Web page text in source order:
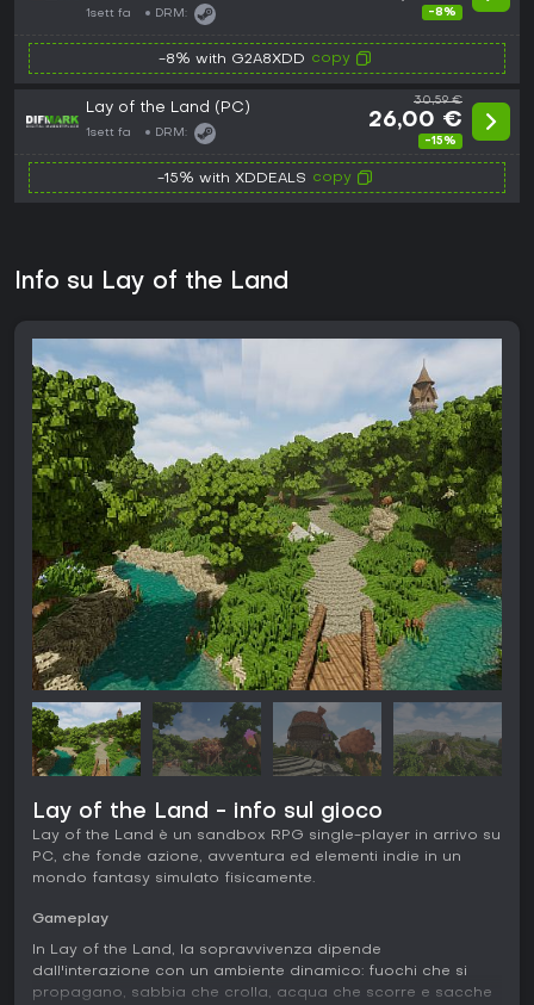
1sett fa DRM: -8%
-8% with G2A8XDD copy
Lay of the Land (PC)
1sett fa DRM:
30,59 €
26,00 €
-15%
-15% with XDDEALS copy
Info su Lay of the Land
Lay of the Land - info sul gioco
Lay of the Land è un sandbox RPG single-player in arrivo su
PC, che fonde azione, avventura ed elementi indie in un
mondo fantasy simulato fisicamente.
Gameplay
In Lay of the Land, la sopravvivenza dipende
dall'interazione con un ambiente dinamico: fuochi che si
propagano, sabbia che crolla, acqua che scorre e sacche